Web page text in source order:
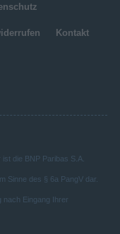
Kontakt
die BNP Paribas S.A.
Sinne des § 6a PangV dar.
nach Eingang Ihrer